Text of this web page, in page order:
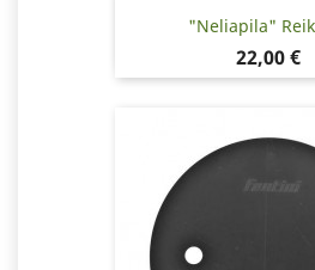
"Neliapila"
Hinta
22,00 €